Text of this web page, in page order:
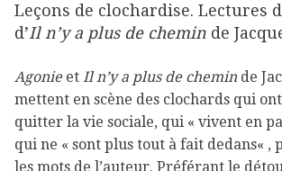
Leçons de clochardise. Lectures
d’Il n’y a plus de chemin de
Agonieet Il n’y a plus de chemin de
mettent en scène des clochards qui
quitter la vie sociale, qui « vivent en
qui ne « sont plus tout à fait dedans«
les mots de l’auteur. Préférant le